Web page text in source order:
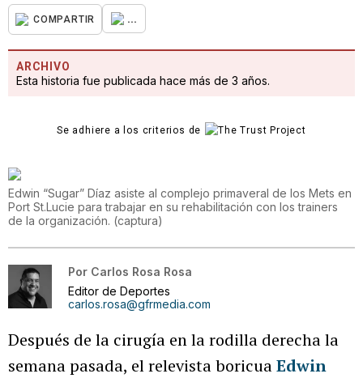
COMPARTIR ...
ARCHIVO
Esta historia fue publicada hace más de 3 años.
Se adhiere a los criterios de
Edwin “Sugar” Díaz asiste al complejo primaveral de los Mets en
Port St.Lucie para trabajar en su rehabilitación con los trainers
de la organización. (captura)
Por Carlos Rosa Rosa
Editor de Deportes
carlos.rosa@gfrmedia.com
Después de la cirugía en la rodilla derecha la
semana pasada, el relevista boricuaEdwin